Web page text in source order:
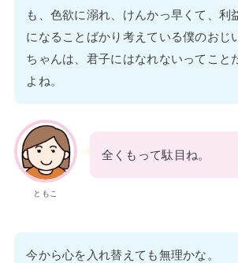
も、色欲に溺れ、けんかっ早くて、利
になることばかり考えている僕のおじ
ちゃんは、君子にはなれないってこと
よね。
ともこ
全くもって駄目ね。
今から心を入れ替えても無理かな。